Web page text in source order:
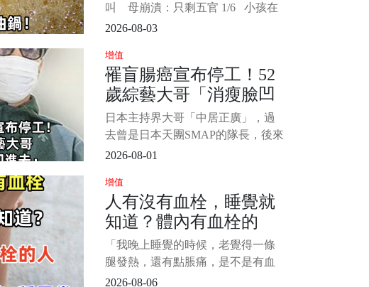
叫 母崩潰：只剩五官 1/6 小孩在
玩耍時大人千萬要注意周遭環境安
童和小朋友追逐打鬧，結果不慎跌
進滾燙油鍋，男童送醫後全身65%的
面積燒傷，媽媽看了崩潰喊「就像
被剝了皮的羔羊一樣」。
2026-08-03
增值
罹盲腸癌宣布停工！52
歲綜藝大哥「消瘦臉凹
進去」公司鬆口「叫救
護車2度手術」憔悴模樣
曝
日本主持界大哥「中居正廣」，過
去曾是日本天團SMAP的隊長，後來
從偶像界轉戰綜藝圈後，靠著帥氣
觀眾的喜愛，雖然後來爆出不少醜
聞，但在日本地位依然崇高。 只是
2022年傳出，打拚超過30年以來，
幾乎沒有請過長假的他，突然宣布
停工休養1個月，後面就有知情人士
透露，
2026-08-01
增值
人有沒有血栓，睡覺就
知道？體內有血栓的
人，睡覺常有這4種異常
「我晚上睡覺的時候，老覺得一條
腿發熱，還有點脹痛，是不是有血
栓啊？」 一位年近六十的計程車司
2026-08-06